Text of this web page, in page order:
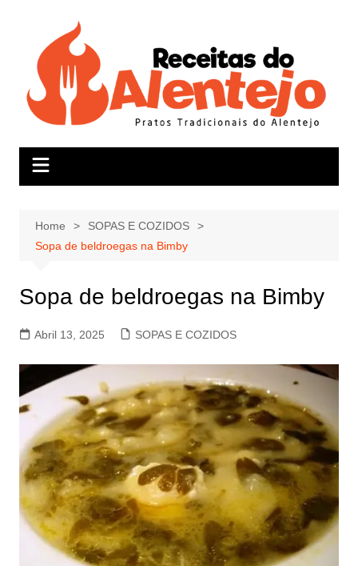
Home
SOPAS E COZIDOS
Sopa de beldroegas na Bimby
Sopa de beldroegas na Bimby
Abril 13, 2025 SOPAS E COZIDOS